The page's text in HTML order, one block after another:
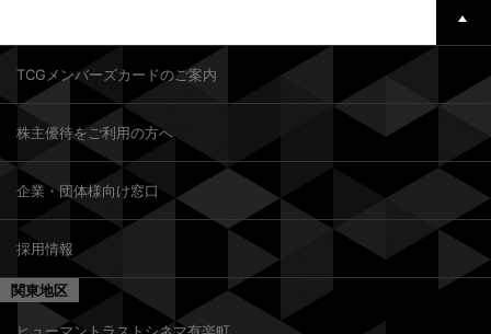
TCGメンバーズカードのご案内
株主優待をご利用の方へ
企業・団体様向け窓口
採用情報
関東地区